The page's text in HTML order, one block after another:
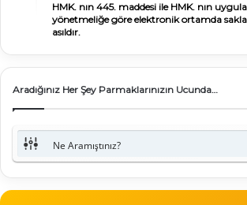
HMK. nın 445. maddesi ile HMK. nın
yönetmeliğe göre elektronik ortamda
asıldır.
Aradığınız Her Şey Parmaklarınızın Ucunda…